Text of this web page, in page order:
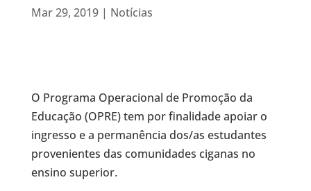
Mar 29, 2019| Notícias
O Programa Operacional de Promoção da
Educação (OPRE) tem por finalidade apoiar o
ingresso e a permanência dos/as estudantes
provenientes das comunidades ciganas no
ensino superior.